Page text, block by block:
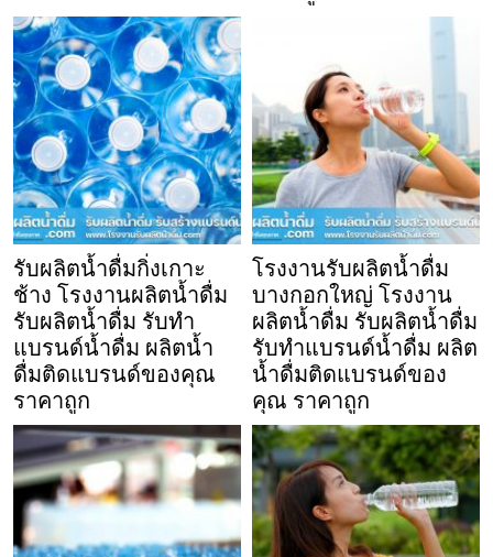
รับผลิตน้ำดื่มกิ่งเกาะ
ช้าง โรงงานผลิตน้ำดื่ม
รับผลิตน้ำดื่ม รับทำ
แบรนด์น้ำดื่ม ผลิตน้ำ
ดื่มติดแบรนด์ของคุณ
ราคาถูก
โรงงานรับผลิตน้ำดื่ม
บางกอกใหญ่ โรงงาน
ผลิตน้ำดื่ม รับผลิตน้ำดื่ม
รับทำแบรนด์น้ำดื่ม ผลิต
น้ำดื่มติดแบรนด์ของ
คุณ ราคาถูก